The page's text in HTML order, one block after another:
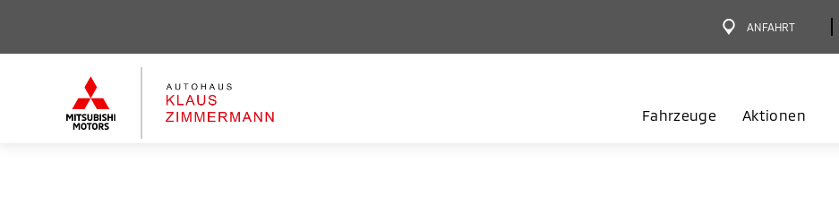
ANFAHRT
Fahrzeuge Aktionen